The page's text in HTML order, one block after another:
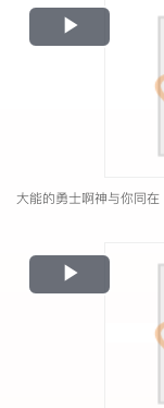
Play
Video
大能的勇士啊神与你同在
Play
Video